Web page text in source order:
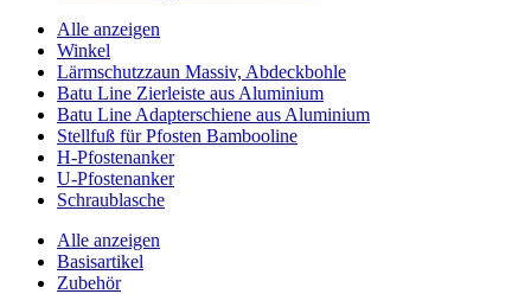
Alle anzeigen
Winkel
Lärmschutzzaun Massiv, Abdeckbohle
Batu Line Zierleiste aus Aluminium
Batu Line Adapterschiene aus Aluminium
Stellfuß für Pfosten Bambooline
H-Pfostenanker
U-Pfostenanker
Schraublasche
Alle anzeigen
Basisartikel
Zubehör